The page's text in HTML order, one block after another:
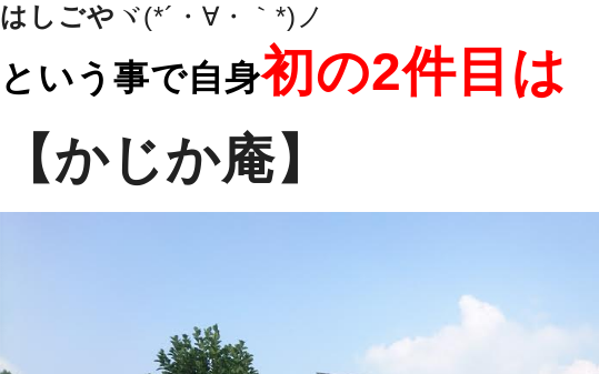
はしごや ヾ(*´・∀・｀*)ノ
という事で自身初の2件目は
【かじか庵】